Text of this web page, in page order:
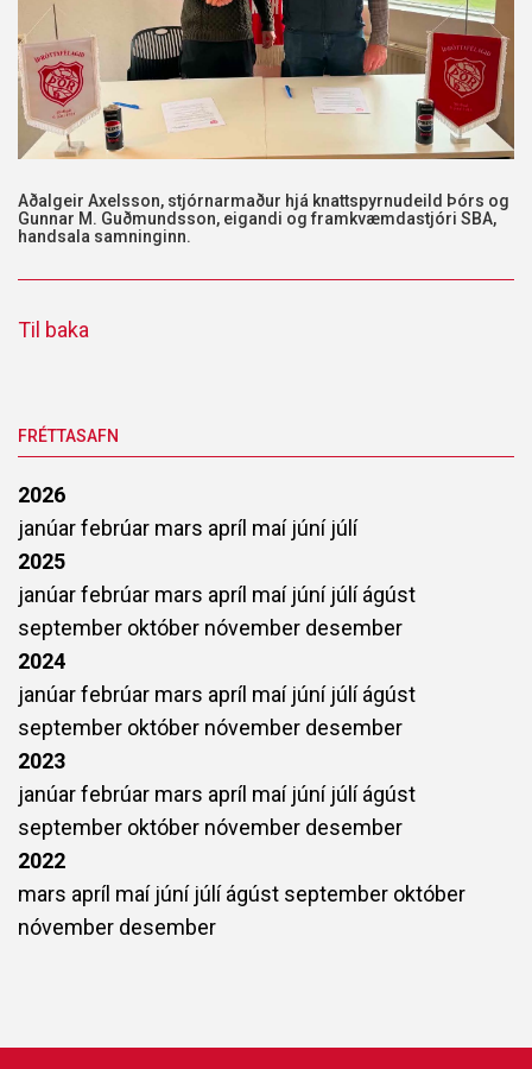
Aðalgeir Axelsson, stjórnarmaður hjá knattspyrnudeild Þórs og
Gunnar M. Guðmundsson, eigandi og framkvæmdastjóri SBA,
handsala samninginn.
Til baka
FRÉTTASAFN
2026
janúarfebrúar mars apríl maí júní júlí
2025
janúarfebrúar mars apríl maí júní júlíágúst
september október nóvember desember
2024
janúarfebrúar mars apríl maí júní júlíágúst
september október nóvember desember
2023
janúarfebrúar mars apríl maí júní júlíágúst
september október nóvember desember
2022
mars apríl maí júní júlíágúst september október
nóvember desember